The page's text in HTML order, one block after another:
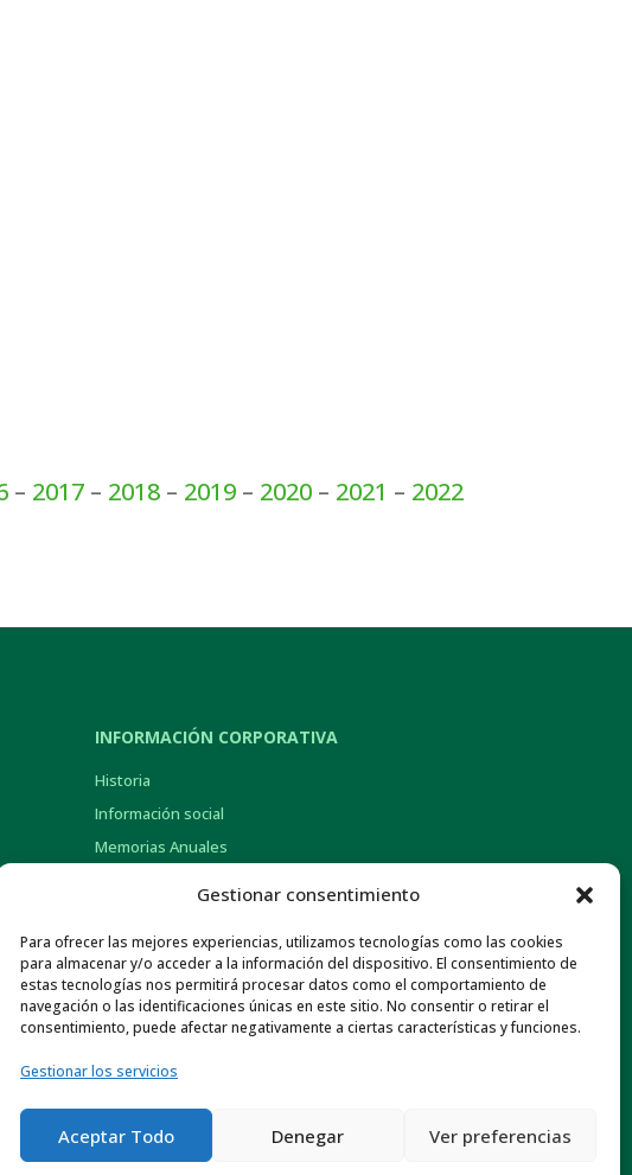
Gestionar consentimiento
Para ofrecer las mejores experiencias, utilizamos tecnologías como las cookies
para almacenar y/o acceder a la información del dispositivo. El consentimiento de
estas tecnologías nos permitirá procesar datos como el comportamiento de
navegación o las identificaciones únicas en este sitio. No consentir o retirar el
consentimiento, puede afectar negativamente a ciertas características y funciones.
Gestionar los servicios
Aceptar Todo Denegar Ver preferencias
– 2017 – 2018 – 2019 – 2020 – 2021 – 2022
INFORMACIÓN CORPORATIVA
Historia
Información social
Memorias Anuales
Normativa de Interés
Canal ético